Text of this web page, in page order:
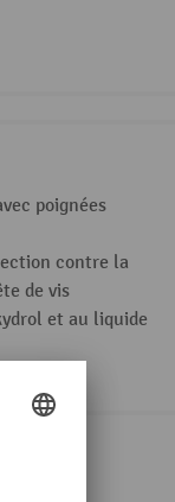
poignées
contre la
de vis
et au liquide